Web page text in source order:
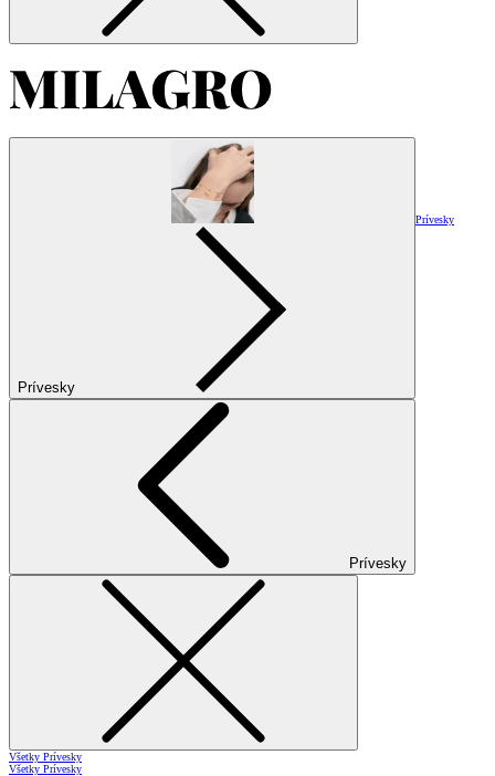
Prívesky
Prívesky
Prívesky
Všetky Prívesky
Všetky Prívesky